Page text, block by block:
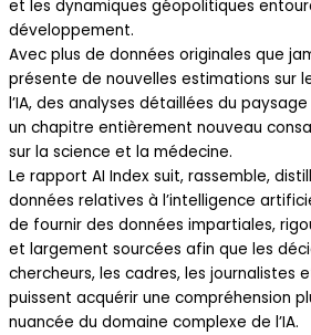
et les dynamiques géopolitiques
développement.
Avec plus de données originales que
présente de nouvelles estimations sur
l’IA, des analyses détaillées du
un chapitre entièrement nouveau
sur la science et la médecine.
Le rapport AI Index suit, rassemble,
données relatives à l’intelligence
de fournir des données impartiales,
et largement sourcées afin que les
chercheurs, les cadres, les journalistes
puissent acquérir une compréhension
nuancée du domaine complexe de l’IA.